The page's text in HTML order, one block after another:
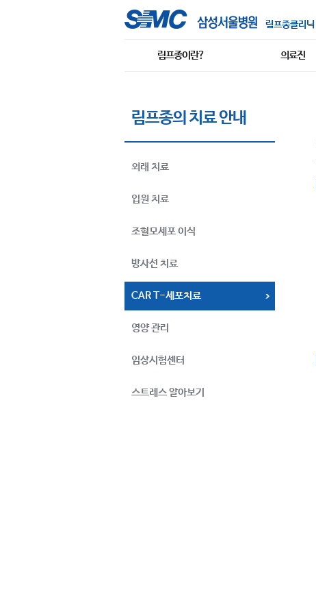
림프종클리닉
림프종이란? 의료진
림프종의 치료 안내
외래 치료
입원 치료
조혈모세포 이식
방사선 치료
CAR T-세포치료
영양 관리
임상시험센터
스트레스 알아보기